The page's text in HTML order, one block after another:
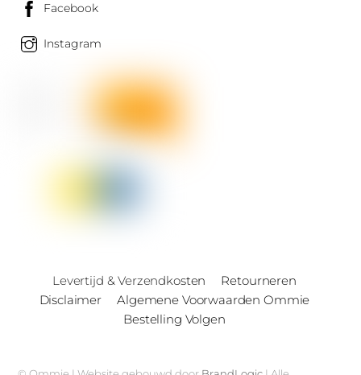
Facebook
Instagram
Levertijd & Verzendkosten
Retourneren
Disclaimer
Algemene Voorwaarden Ommie
Bestelling Volgen